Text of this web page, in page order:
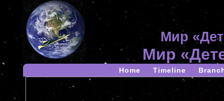
Мир
Мир
Home Timeline